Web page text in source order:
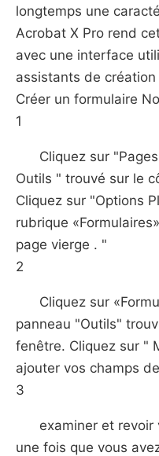
longtemps une
Acrobat X Pro rend
avec une interface
assistants de
Créer un formulaire
1
Cliquez sur
Outils " trouvé sur le
Cliquez sur "Options
rubrique
page vierge . "
2
Cliquez sur
panneau "Outils"
fenêtre. Cliquez sur "
ajouter vos champs
3
examiner et
une fois que vous